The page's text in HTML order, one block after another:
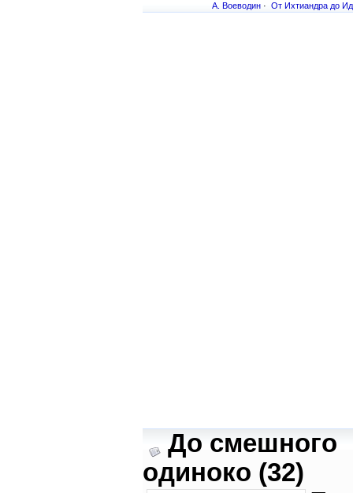
А. Воеводин · От Ихтиандра до
До смешного
одиноко (32)